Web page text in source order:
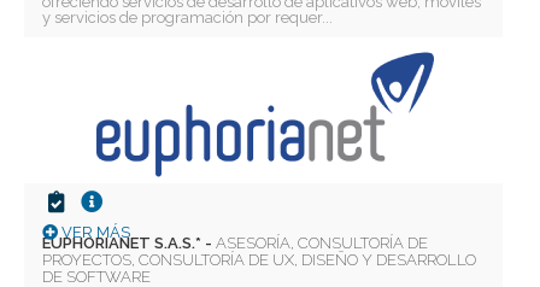
y servicios de programación por requer...
VER MÁS
EUPHORIANET S.A.S.* -ASESORÍA, CONSULTORÍA DE
PROYECTOS, CONSULTORÍA DE UX, DISEÑO Y DESARROLLO
DE SOFTWARE